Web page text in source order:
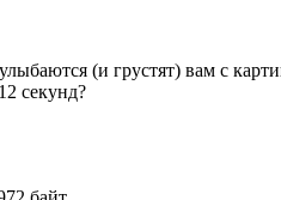
(и грустят) вам с
секунд?